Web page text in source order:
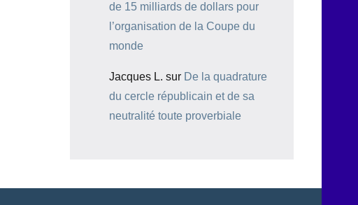
de 15 milliards de dollars pour
l’organisation de la Coupe du
monde
Jacques L. sur De la quadrature
du cercle républicain et de sa
neutralité toute proverbiale